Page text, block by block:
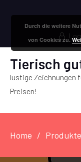
Tierisch
lustige Zeichnungen
Preisen!
Home Produkte
Durch die weitere
von Cookies zu.